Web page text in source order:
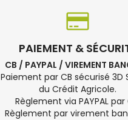
PAIEMENT &
CB / PAYPAL / VIREMENT
Paiement par CB sécurisé 3D
du Crédit Agricole.
Règlement via PAYPAL par
Règlement par virement